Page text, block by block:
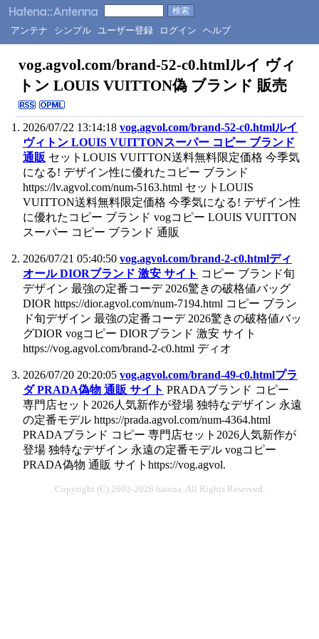
アンテナ シンプル ユーザー登録 ログイン ヘルプ
vog.agvol.com/brand-52-c0.htmlルイ ヴィ
トン LOUIS VUITTON偽 ブランド 販売
2026/07/22 13:14:18 vog.agvol.com/brand-52-c0.htmlルイ
ヴィトン LOUIS VUITTONスーパー コピー ブランド
通販 セットLOUIS VUITTON送料無料限定価格 今季気
になる! デザイン性に優れたコピー ブランド
https://lv.agvol.com/num-5163.html セットLOUIS
VUITTON送料無料限定価格 今季気になる! デザイン性
に優れたコピー ブランド vogコピー LOUIS VUITTON
スーパー コピー ブランド 通販
2026/07/21 05:40:50 vog.agvol.com/brand-2-c0.htmlディ
オール DIORブランド 激安 サイト コピー ブランド旬
デザイン 最強の定番コーデ 2026驚きの破格値バッグ
DIOR https://dior.agvol.com/num-7194.html コピー ブラン
ド旬デザイン 最強の定番コーデ 2026驚きの破格値バッ
グDIOR vogコピー DIORブランド 激安 サイト
https://vog.agvol.com/brand-2-c0.html ディオ
2026/07/20 20:20:05 vog.agvol.com/brand-49-c0.htmlプラ
ダ PRADA偽物 通販 サイト PRADAブランド コピー
専門店セット2026人気新作が登場 独特なデザイン 永遠
の定番モデル https://prada.agvol.com/num-4364.html
PRADAブランド コピー 専門店セット2026人気新作が
登場 独特なデザイン 永遠の定番モデル vogコピー
PRADA偽物 通販 サイトhttps://vog.agvol.
Copyright (C) 2002-2026 hatena. All Rights Reserved.